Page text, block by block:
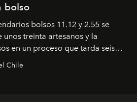
bolso
bolsos 11.12 y 2.55 se
treinta artesanos y la
en un proceso que tarda seis
en la escuela de formación de
Chile